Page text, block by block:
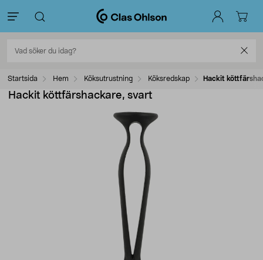
Startsida Hem Köksutrustning Köksredskap Hackit
Hackit köttfärshackare, svart